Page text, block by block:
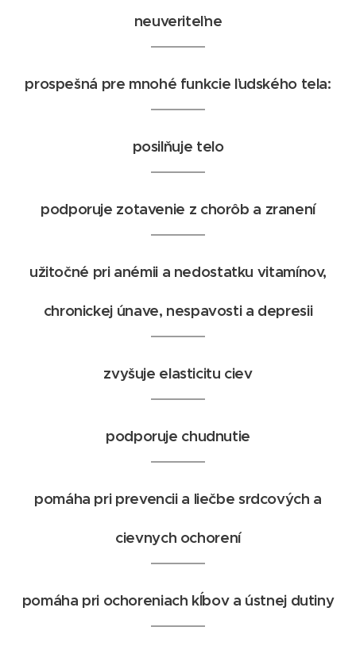
neuveriteľne
prospešná pre mnohé funkcie ľudského tela:
posilňuje telo
podporuje zotavenie z chorôb a zranení
užitočné pri anémii a nedostatku vitamínov,
chronickej únave, nespavosti a depresii
zvyšuje elasticitu ciev
podporuje chudnutie
pomáha pri prevencii a liečbe srdcových a
cievnych ochorení
pomáha pri ochoreniach kĺbov a ústnej dutiny